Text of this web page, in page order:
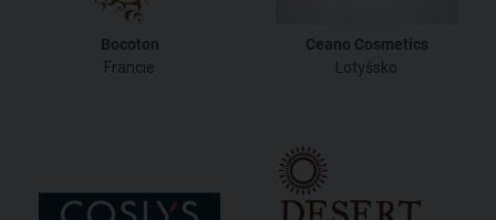
Bocoton
Francie
Ceano Cosmetics
Lotyšsko